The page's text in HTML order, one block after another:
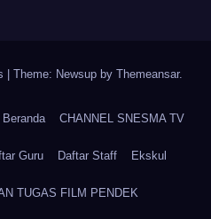
Theme: Newsup by Themeansar.
Beranda CHANNEL SNESMA TV
Guru Daftar Staff Ekskul
TUGAS FILM PENDEK